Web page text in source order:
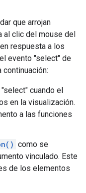
que arrojan
al clic del mouse del
respuesta a los
evento "select" de
continuación:
cuando el
en la visualización.
a las funciones
como se
vinculado. Este
de los elementos